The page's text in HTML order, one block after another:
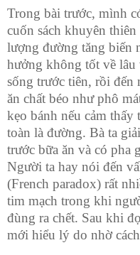
Trong bài trước, mình
cuốn sách khuyên thiên
lượng đường tăng biến
hưởng không tốt về lâu
sống trước tiên, rồi đến
ăn chất béo như phô
kẹo bánh nếu cảm
toàn là đường. Bà ta
trước bữa ăn và có pha
Người ta hay nói đến
(French paradox) rất
tim mạch trong khi
đùng ra chết. Sau khi
mới hiểu lý do nhờ